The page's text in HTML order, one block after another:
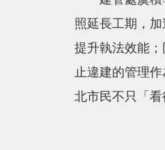
照延長工期，
提升執法效能
止違建的管理
北市民不只「看